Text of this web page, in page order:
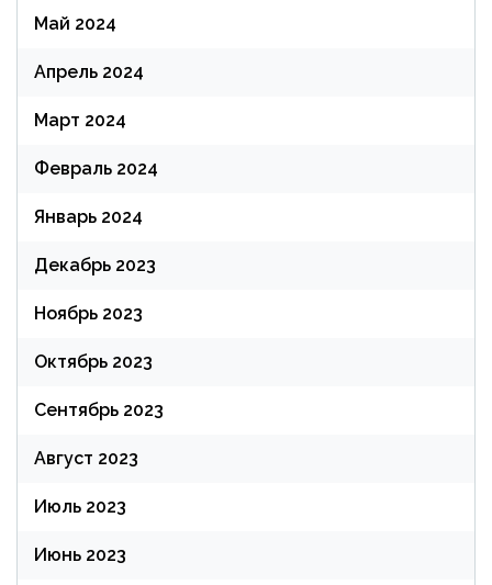
Май 2024
Апрель 2024
Март 2024
Февраль 2024
Январь 2024
Декабрь 2023
Ноябрь 2023
Октябрь 2023
Сентябрь 2023
Август 2023
Июль 2023
Июнь 2023